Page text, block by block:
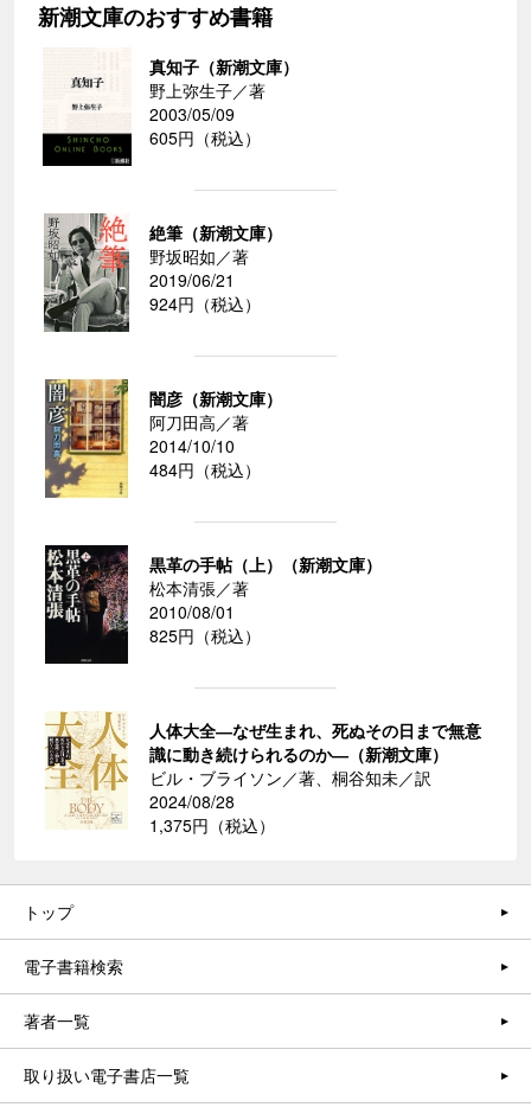
新潮文庫のおすすめ書籍
真知子（新潮文庫）
野上弥生子／著
2003/05/09
605円（税込）
絶筆（新潮文庫）
野坂昭如／著
2019/06/21
924円（税込）
闇彦（新潮文庫）
阿刀田高／著
2014/10/10
484円（税込）
黒革の手帖（上）（新潮文庫）
松本清張／著
2010/08/01
825円（税込）
人体大全―なぜ生まれ、死ぬその日まで無意
識に動き続けられるのか―（新潮文庫）
ビル・ブライソン／著、桐谷知未／訳
2024/08/28
1,375円（税込）
トップ
電子書籍検索
著者一覧
取り扱い電子書店一覧